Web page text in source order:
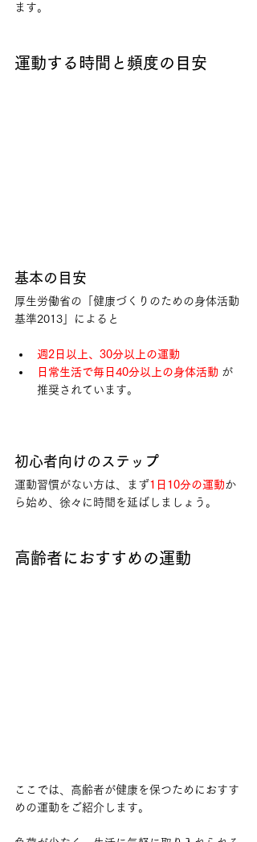
ます。
運動する時間と頻度の目安
基本の目安
厚生労働省の「健康づくりのための身体活動
基準2013」によると
週2日以上、30分以上の運動
日常生活で毎日40分以上の身体活動 が
推奨されています。
初心者向けのステップ
運動習慣がない方は、まず1日10分の運動か
ら始め、徐々に時間を延ばしましょう。
高齢者におすすめの運動
ここでは、高齢者が健康を保つためにおすす
めの運動をご紹介します。